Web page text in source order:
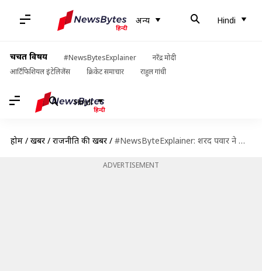
अन्य Hindi
चर्चित विषय #NewsBytesExplainer
नरेंद्र मोदी
आर्टिफिशियल इंटेलिजेंस
क्रिकेट समाचार राहुल गांधी
Hindi
होम / खबरें / राजनीति की खबरें / #NewsByteExplainer: शरद पवार ने छोड़ा NCP अध्यक्ष पद, जानिए अब तक कैसा रहा उनका राजनीतिक सफर
ADVERTISEMENT